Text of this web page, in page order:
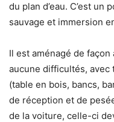
du plan d’eau. C’est
sauvage et immersion
Il est aménagé de
aucune difficultés,
(table en bois, bancs,
de réception et de
de la voiture, celle-ci